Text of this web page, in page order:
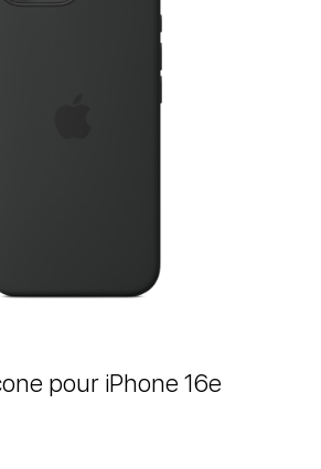
pour iPhone 16e